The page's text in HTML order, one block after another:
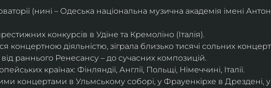
(нині – Одеська національна музична академія імені
конкурсів в Удіне та Кремоліно (Італія).
концертною діяльністю, зіграла близько тисячі сольних
раннього Ренесансу – до сучасних композицій.
країнах: Фінляндії, Англії, Польщі, Німеччині, Італії.
концертами в Ульмському соборі, у Фрауенкірхе в Дрездені, у